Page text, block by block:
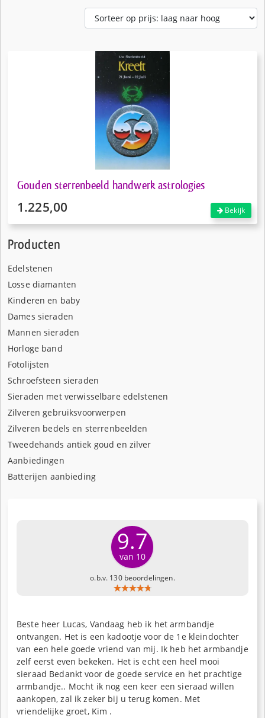
Producten
Edelstenen
Losse diamanten
Kinderen en baby
Dames sieraden
Mannen sieraden
Horloge band
Fotolijsten
Schroefsteen sieraden
Sieraden met verwisselbare edelstenen
Zilveren gebruiksvoorwerpen
Zilveren bedels en sterrenbeelden
Tweedehands antiek goud en zilver
Aanbiedingen
Batterijen aanbieding
9.7
van 10
o.b.v. 130 beoordelingen.
Beste heer Lucas, Vandaag heb ik het armbandje
ontvangen. Het is een kadootje voor de 1e kleindochter
van een hele goede vriend van mij. Ik heb het armbandje
zelf eerst even bekeken. Het is echt een heel mooi
sieraad Bedankt voor de goede service en het prachtige
armbandje.. Mocht ik nog een keer een sieraad willen
aankopen, zal ik zeker bij u terug komen. Met
vriendelijke groet, Kim .
Gouden sterrenbeeld handwerk astrologies
1.225,00 Bekijk